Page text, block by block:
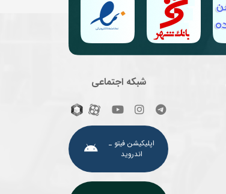
شبکه اجتماعی
اپلیکیشن فیتو ـ
اندروید